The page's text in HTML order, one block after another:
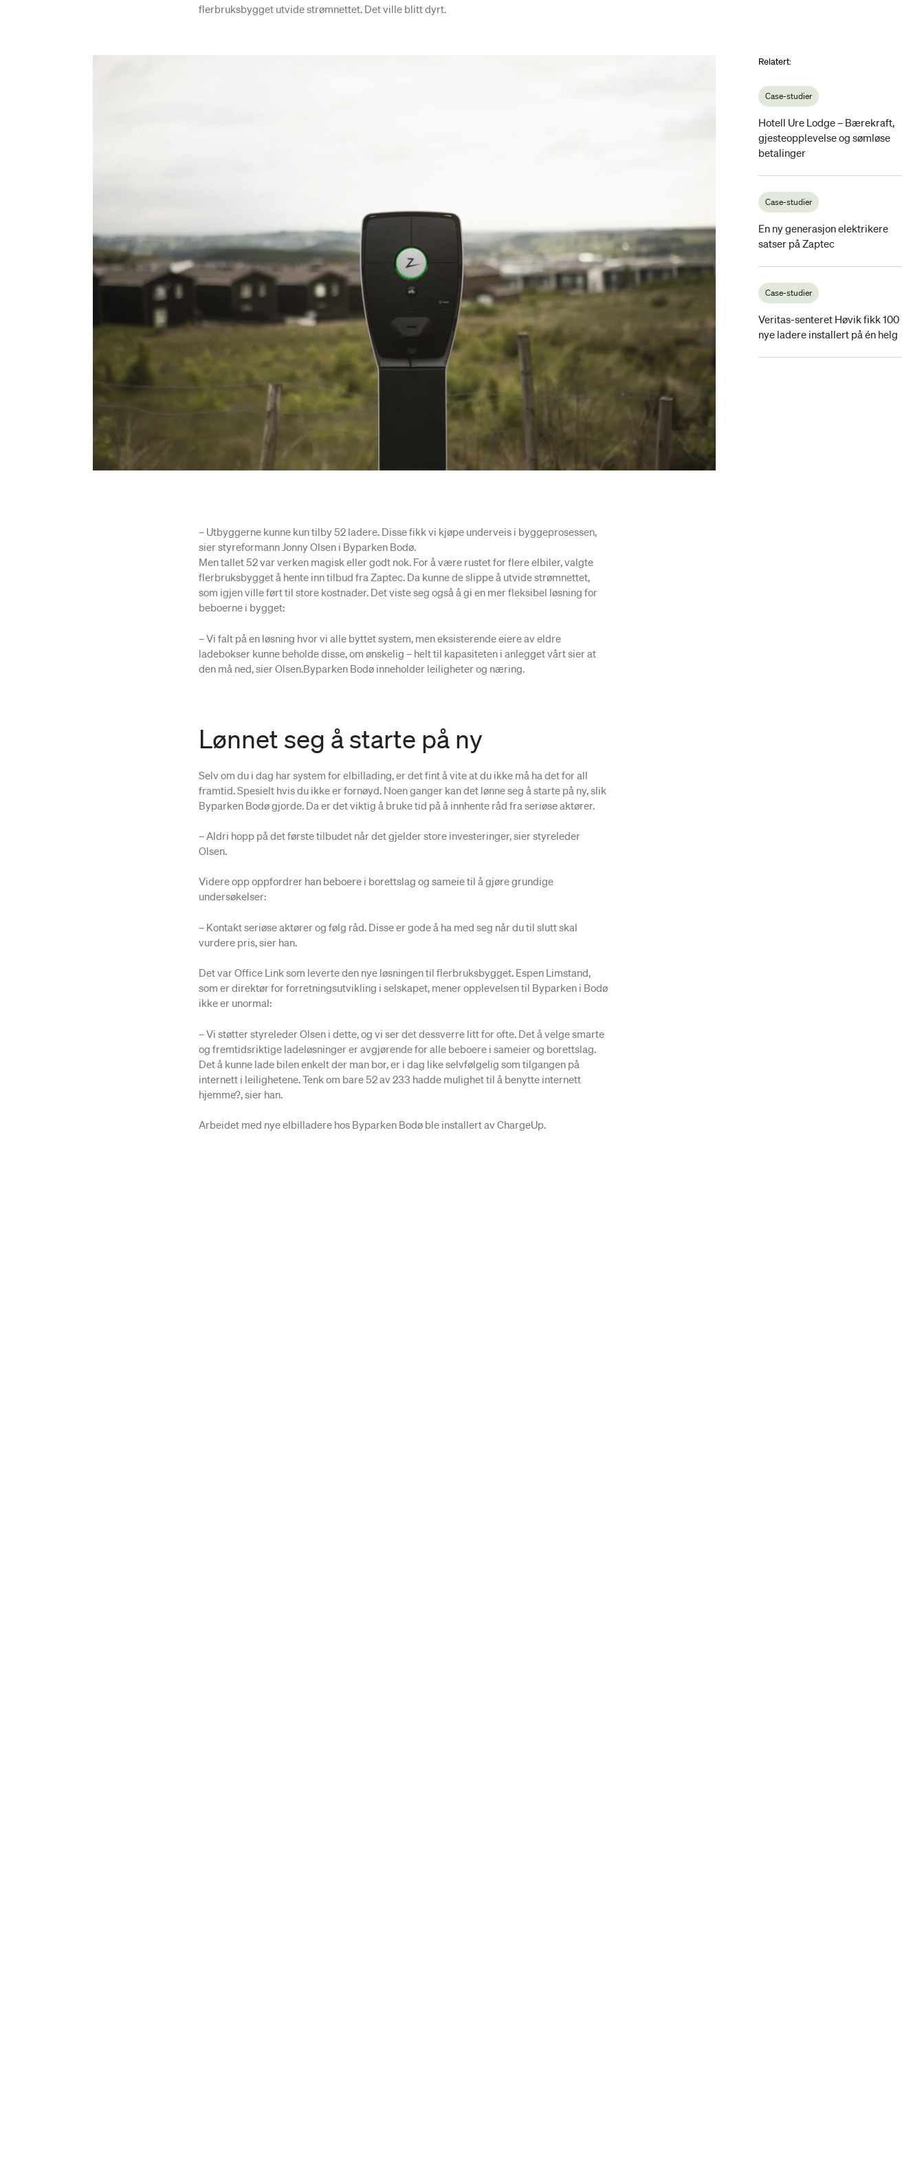
flerbruksbygget utvide strømnettet. Det ville blitt dyrt.
Relatert:
Case-studier
Hotell Ure Lodge – Bærekraft,
gjesteopplevelse og sømløse
betalinger
Case-studier
En ny generasjon elektrikere
satser på Zaptec
Case-studier
Veritas-senteret Høvik fikk 100
nye ladere installert på én helg
– Utbyggerne kunne kun tilby 52 ladere. Disse fikk vi kjøpe underveis i byggeprosessen,
sier styreformann Jonny Olsen i Byparken Bodø.
Men tallet 52 var verken magisk eller godt nok. For å være rustet for flere elbiler, valgte
flerbruksbygget å hente inn tilbud fra Zaptec. Da kunne de slippe å utvide strømnettet,
som igjen ville ført til store kostnader. Det viste seg også å gi en mer fleksibel løsning for
beboerne i bygget:
– Vi falt på en løsning hvor vi alle byttet system, men eksisterende eiere av eldre
ladebokser kunne beholde disse, om ønskelig – helt til kapasiteten i anlegget vårt sier at
den må ned, sier Olsen.Byparken Bodø inneholder leiligheter og næring.
Lønnet seg å starte på ny
Selv om du i dag har system for elbillading, er det fint å vite at du ikke må ha det for all
framtid. Spesielt hvis du ikke er fornøyd. Noen ganger kan det lønne seg å starte på ny, slik
Byparken Bodø gjorde. Da er det viktig å bruke tid på å innhente råd fra seriøse aktører.
– Aldri hopp på det første tilbudet når det gjelder store investeringer, sier styreleder
Olsen.
Videre opp oppfordrer han beboere i borettslag og sameie til å gjøre grundige
undersøkelser:
– Kontakt seriøse aktører og følg råd. Disse er gode å ha med seg når du til slutt skal
vurdere pris, sier han.
Det var Office Link som leverte den nye løsningen til flerbruksbygget. Espen Limstand,
som er direktør for forretningsutvikling i selskapet, mener opplevelsen til Byparken i Bodø
ikke er unormal:
– Vi støtter styreleder Olsen i dette, og vi ser det dessverre litt for ofte. Det å velge smarte
og fremtidsriktige ladeløsninger er avgjørende for alle beboere i sameier og borettslag.
Det å kunne lade bilen enkelt der man bor, er i dag like selvfølgelig som tilgangen på
internett i leilighetene. Tenk om bare 52 av 233 hadde mulighet til å benytte internett
hjemme?, sier han.
Arbeidet med nye elbilladere hos Byparken Bodø ble installert av ChargeUp.